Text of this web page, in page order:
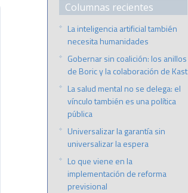
Columnas recientes
La inteligencia artificial también
necesita humanidades
Gobernar sin coalición: los anillos
de Boric y la colaboración de Kast
La salud mental no se delega: el
vínculo también es una política
pública
Universalizar la garantía sin
universalizar la espera
Lo que viene en la
implementación de reforma
previsional